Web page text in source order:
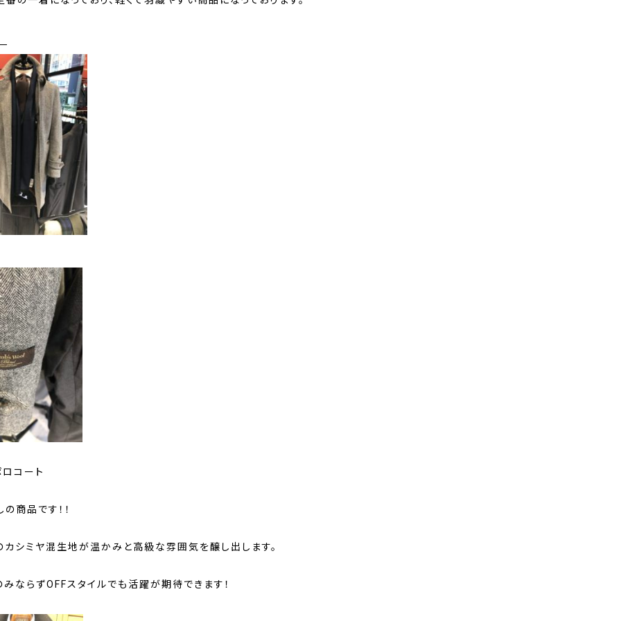
コート
商品です！！
カシミヤ混生地が温かみと高級な雰囲気を醸し出します。
ならずOFFスタイルでも活躍が期待できます！